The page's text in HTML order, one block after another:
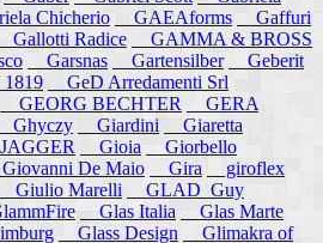
Chicherio GAEAforms
Gaffuri
Gallotti Radice
GAMMA & BROSS
Garsnas Gartensilber
Geberit
GeD Arredamenti Srl
GEORG BECHTER
GERA
Ghyczy Giardini
Giaretta
Gioia
Giorbello
De Maio Gira
giroflex
Giulio Marelli
GLAD_Guy
Glas Italia
Glas Marte
Glass Design
Glimakra of